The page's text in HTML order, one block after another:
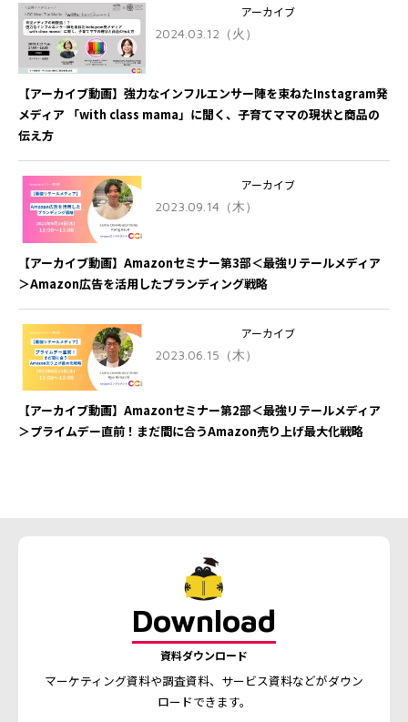
アーカイブ
2024.03.12（火）
【アーカイブ動画】強力なインフルエンサー陣を束ねたInstagram発
メディア 「with class mama」に聞く、子育てママの現状と商品の
伝え方
アーカイブ
2023.09.14（木）
【アーカイブ動画】Amazonセミナー第3部＜最強リテールメディア
＞Amazon広告を活用したブランディング戦略
アーカイブ
2023.06.15（木）
【アーカイブ動画】Amazonセミナー第2部＜最強リテールメディア
＞プライムデー直前！まだ間に合うAmazon売り上げ最大化戦略
Download
資料ダウンロード
マーケティング資料や調査資料、 サービス資料などがダウン
ロードできます。